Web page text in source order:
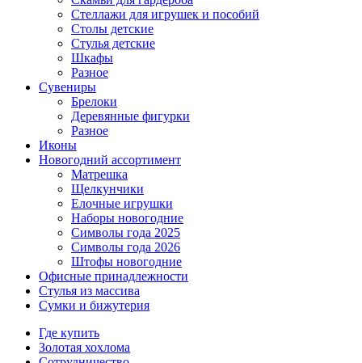
Стеллажи для игрушек и пособий
Столы детские
Стулья детские
Шкафы
Разное
Сувениры
Брелоки
Деревянные фигурки
Разное
Иконы
Новогодний ассортимент
Матрешка
Щелкунчики
Елочные игрушки
Наборы новогодние
Символы года 2025
Символы года 2026
Штофы новогодние
Офисные принадлежности
Стулья из массива
Сумки и бижутерия
Где купить
Золотая хохлома